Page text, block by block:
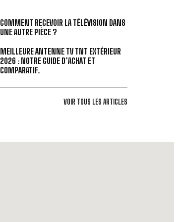
COMMENT RECEVOIR LA TÉLÉVISION DANS
UNE AUTRE PIÈCE ?
MEILLEURE ANTENNE TV TNT EXTÉRIEUR
2026 : NOTRE GUIDE D’ACHAT ET
COMPARATIF.
VOIR TOUS LES ARTICLES